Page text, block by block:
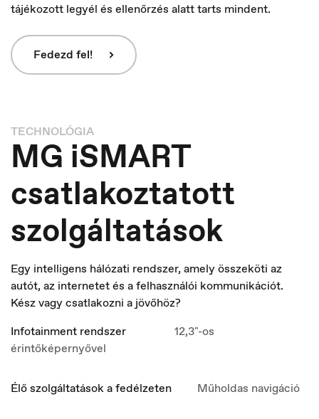
Ísland
Íslenska
tájékozott legyél és ellenőrzés alatt tarts mindent.
Fedezd fel!
TECHNOLÓGIA
MG iSMART
csatlakoztatott
szolgáltatások
Egy intelligens hálózati rendszer, amely összeköti az
autót, az internetet és a felhasználói kommunikációt.
Kész vagy csatlakozni a jövőhöz?
Infotainment rendszer
12,3"-os
érintőképernyővel
Élő szolgáltatások a fedélzeten Műholdas navigáció